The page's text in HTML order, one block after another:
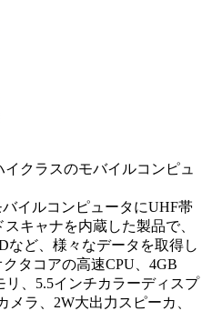
クラスのモバイルコンピュ
バイルコンピュータにUHF帯
キャナを内蔵した製品で、
など、様々なデータを取得し
タコアの高速CPU、4GB
リ、5.5インチカラーディスプ
メラ、2W大出力スピーカ、